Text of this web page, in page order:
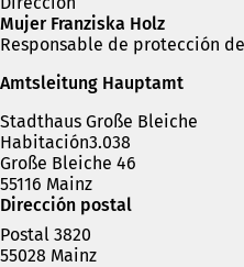
Mujer Franziska Holz
Responsable de protección
Amtsleitung Hauptamt
Stadthaus Große Bleiche
Habitación3.038
Große Bleiche 46
55116 Mainz
Dirección postal
Postal 3820
55028 Mainz